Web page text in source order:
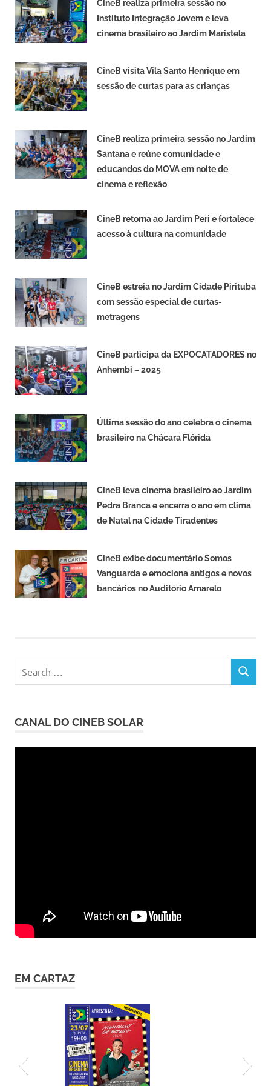
CineB realiza primeira sessão no
Instituto Integração Jovem e leva
cinema brasileiro ao Jardim Maristela
CineB visita Vila Santo Henrique em
sessão de curtas para as crianças
CineB realiza primeira sessão no Jardim
Santana e reúne comunidade e
educandos do MOVA em noite de
cinema e reflexão
CineB retorna ao Jardim Peri e fortalece
acesso à cultura na comunidade
CineB estreia no Jardim Cidade Pirituba
com sessão especial de curtas-
metragens
CineB participa da EXPOCATADORES no
Anhembi – 2025
Última sessão do ano celebra o cinema
brasileiro na Chácara Flórida
CineB leva cinema brasileiro ao Jardim
Pedra Branca e encerra o ano em clima
de Natal na Cidade Tiradentes
CineB exibe documentário Somos
Vanguarda e emociona antigos e novos
bancários no Auditório Amarelo
CANAL DO CINEB SOLAR
EM CARTAZ